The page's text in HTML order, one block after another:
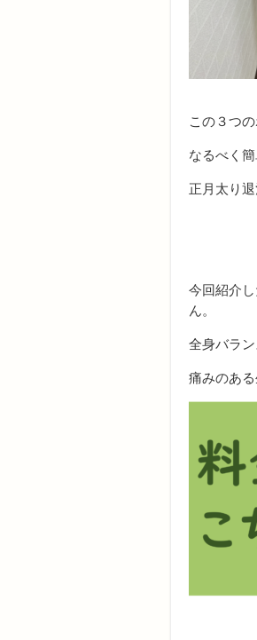
この３つ
なるべく
正月太り
今回紹介
ん。
全身バラン
痛みのあ